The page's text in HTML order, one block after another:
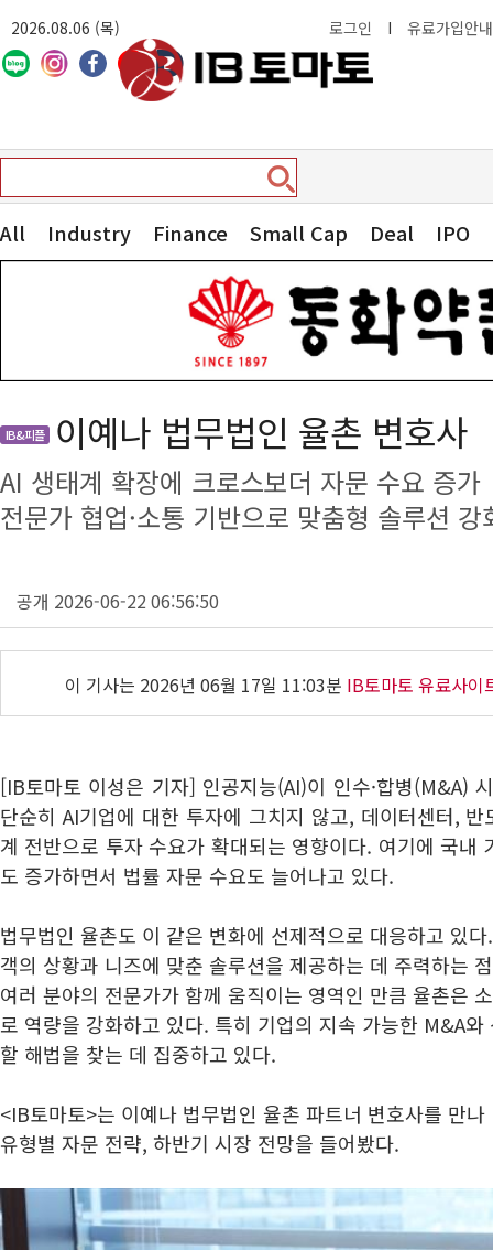
2026.08.06 (목) 로그인 I 유료가입안내
All Industry Finance Small Cap Deal IPO
IB&피플 이예나 법무법인 율촌 변호사
AI 생태계 확장에 크로스보더 자문 수요 증가
전문가 협업·소통 기반으로 맞춤형 솔루션 강
공개 2026-06-22 06:56:50
이 기사는 2026년 06월 17일 11:03분 IB토마토 유료사이
[IB토마토 이성은 기자] 인공지능(AI)이 인수·합병(M&A)
단순히 AI기업에 대한 투자에 그치지 않고, 데이터센터,
계 전반으로 투자 수요가 확대되는 영향이다. 여기에 국내
도 증가하면서 법률 자문 수요도 늘어나고 있다.
법무법인 율촌도 이 같은 변화에 선제적으로 대응하고 있
객의 상황과 니즈에 맞춘 솔루션을 제공하는 데 주력하는
여러 분야의 전문가가 함께 움직이는 영역인 만큼 율촌은
로 역량을 강화하고 있다. 특히 기업의 지속 가능한 M&A
할 해법을 찾는 데 집중하고 있다.
<IB토마토>는 이예나 법무법인 율촌 파트너 변호사를 만
유형별 자문 전략, 하반기 시장 전망을 들어봤다.